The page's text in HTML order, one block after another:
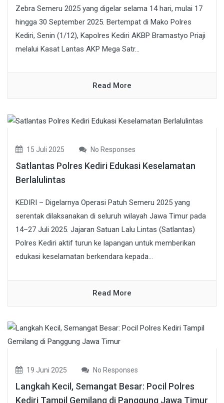
Zebra Semeru 2025 yang digelar selama 14 hari, mulai 17
hingga 30 September 2025. Bertempat di Mako Polres
Kediri, Senin (1/12), Kapolres Kediri AKBP Bramastyo Priaji
melalui Kasat Lantas AKP Mega Satr...
Read More
15 Juli 2025 No Responses
Satlantas Polres Kediri Edukasi Keselamatan
Berlalulintas
KEDIRI – Digelarnya Operasi Patuh Semeru 2025 yang
serentak dilaksanakan di seluruh wilayah Jawa Timur pada
14–27 Juli 2025. Jajaran Satuan Lalu Lintas (Satlantas)
Polres Kediri aktif turun ke lapangan untuk memberikan
edukasi keselamatan berkendara kepada...
Read More
19 Juni 2025 No Responses
Langkah Kecil, Semangat Besar: Pocil Polres
Kediri Tampil Gemilang di Panggung Jawa Timur